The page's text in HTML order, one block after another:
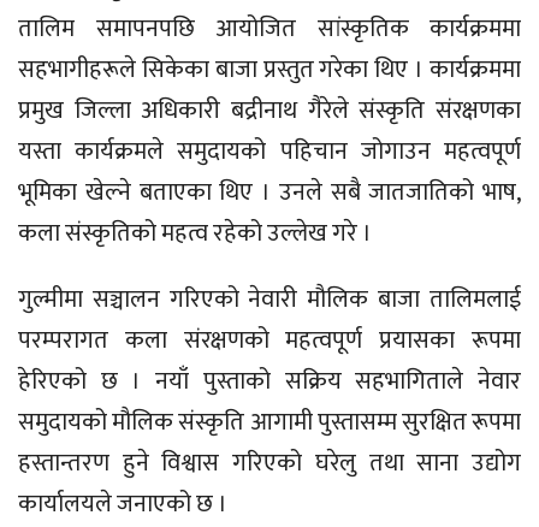
तालिम समापनपछि आयोजित सांस्कृतिक कार्यक्रममा
सहभागीहरूले सिकेका बाजा प्रस्तुत गरेका थिए । कार्यक्रममा
प्रमुख जिल्ला अधिकारी बद्रीनाथ गैरेले संस्कृति संरक्षणका
यस्ता कार्यक्रमले समुदायको पहिचान जोगाउन महत्वपूर्ण
भूमिका खेल्ने बताएका थिए । उनले सबै जातजातिको भाष,
कला संस्कृतिको महत्व रहेको उल्लेख गरे ।
गुल्मीमा सञ्चालन गरिएको नेवारी मौलिक बाजा तालिमलाई
परम्परागत कला संरक्षणको महत्वपूर्ण प्रयासका रूपमा
हेरिएको छ । नयाँ पुस्ताको सक्रिय सहभागिताले नेवार
समुदायको मौलिक संस्कृति आगामी पुस्तासम्म सुरक्षित रूपमा
हस्तान्तरण हुने विश्वास गरिएको घरेलु तथा साना उद्योग
कार्यालयले जनाएको छ ।